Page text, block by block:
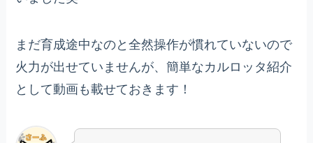
まだ育成途中なのと全然操作が慣れていないので
火力が出せていませんが、簡単なカルロッタ紹介
として動画も載せておきます！